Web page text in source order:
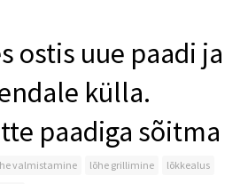
ostis uue paadi ja
külla.
paadiga sõitma
valmistamine lõhe grillimine
lõkkealus